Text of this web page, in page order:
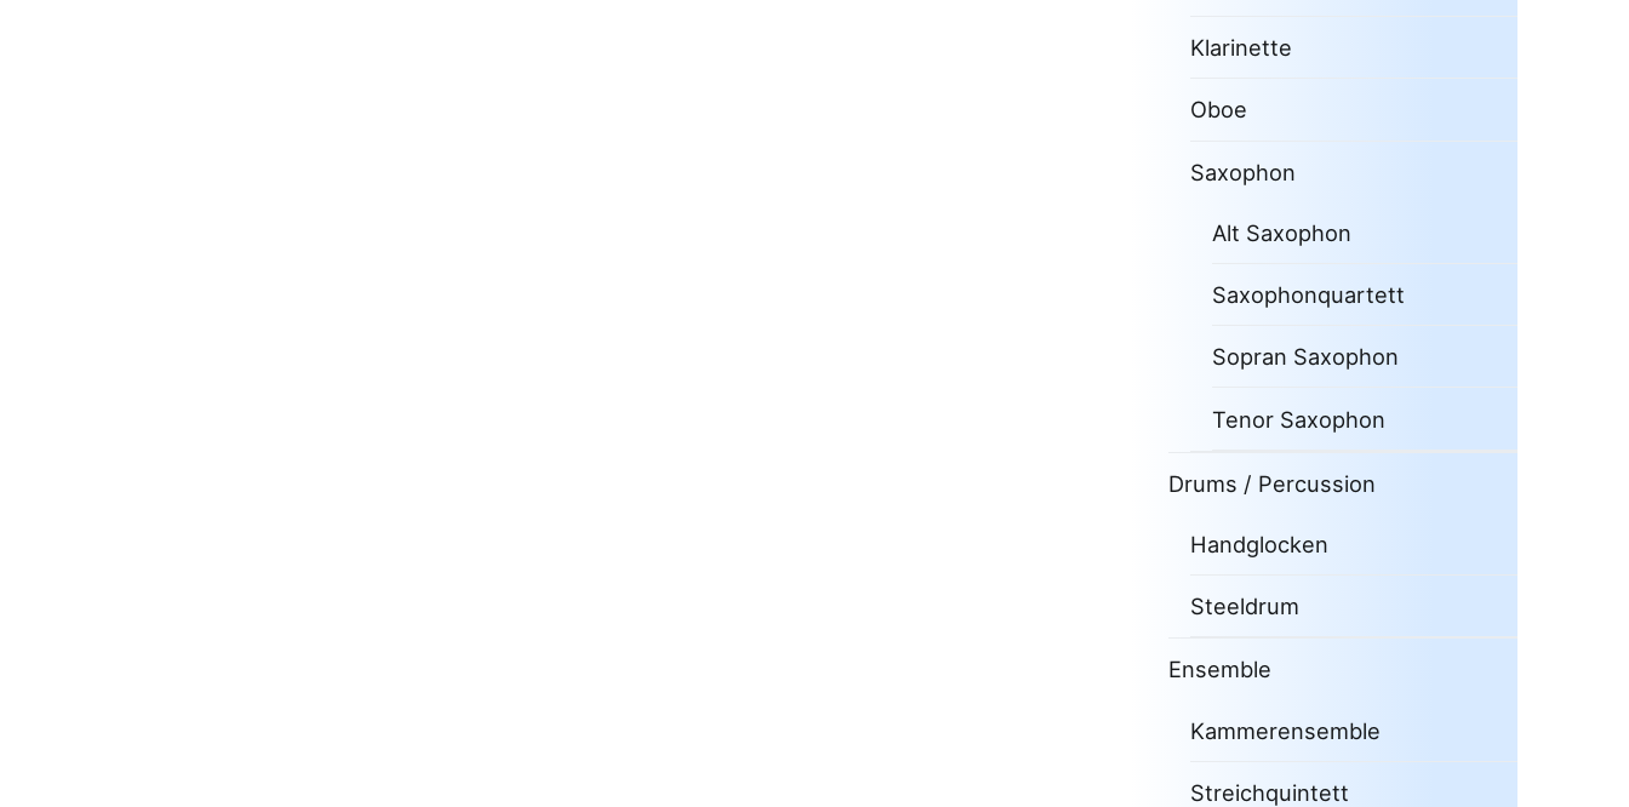
Klarinette
Oboe
Saxophon
Alt Saxophon
Saxophonquartett
Sopran Saxophon
Tenor Saxophon
Drums / Percussion
Handglocken
Steeldrum
Ensemble
Kammerensemble
Streichquintett